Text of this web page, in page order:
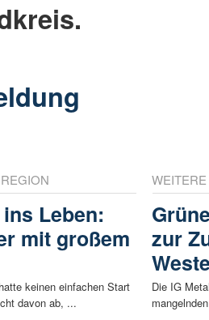
Leben:
mit großem
keinen einfachen Start
davon ab, ...
zur
Die IG